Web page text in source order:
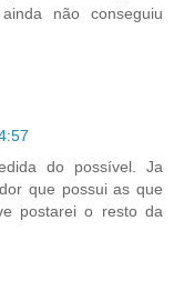
não conseguiu
do possível. Ja
que possui as que
postarei o resto da